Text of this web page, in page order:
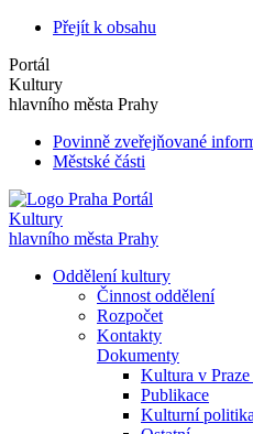
Přejít k obsahu
Portál
Kultury
hlavního města Prahy
Povinně zveřejňované
Městské části
Portál
Kultury
hlavního města Prahy
Oddělení kultury
Činnost oddělení
Rozpočet
Kontakty
Dokumenty
Kultura v
Publikace
Kulturní